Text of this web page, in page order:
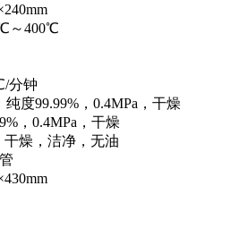
240mm
～400℃
/分钟
纯度99.99% ， 0.4MPa ，干燥
， 0.4MPa ，干燥
干燥，洁净，无油
430mm